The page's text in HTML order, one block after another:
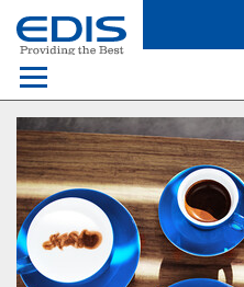
Menü
Domains
Webhosting Österreich
News